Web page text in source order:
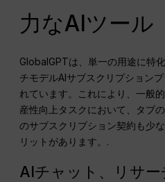
力なAIツール
GlobalGPTは、単一の用途に特
チモデルAIサブスクリプション
れています。これにより、一般
産性向上タスクにおいて、タブ
のサブスクリプション契約も少
リットがあります。.
AIチャット、リサ